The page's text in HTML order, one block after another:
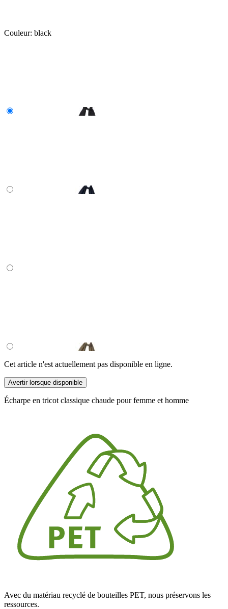
Couleur: black
Cet article n'est actuellement pas disponible en ligne.
Avertir lorsque disponible
Écharpe en tricot classique chaude pour femme et homme
Avec du matériau recyclé de bouteilles PET, nous préservons les
ressources.